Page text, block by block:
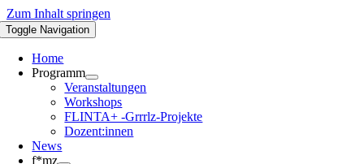
Zum Inhalt springen
Toggle Navigation
Home
Programm
Veranstaltungen
Workshops
FLINTA+ -Grrrlz-Projekte
Dozent:innen
News
f*mz